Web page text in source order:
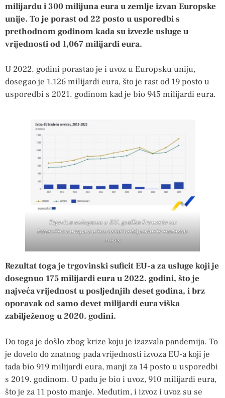
milijardu i 300 milijuna eura u zemlje izvan Europske
unije. To je porast od 22 posto u usporedbi s
prethodnom godinom kada su izvezle usluge u
vrijednosti od 1,067 milijardi eura.
U 2022. godini porastao je i uvoz u Europsku uniju,
dosegao je 1,126 milijardi eura, što je rast od 19 posto u
usporedbi s 2021. godinom kad je bio 945 milijardi eura.
Trgovina uslugama u EU, grafika Preuzeto sa:
https://ec.europa.eu/eurostat/web/products-eurostat-
news
Rezultat toga je trgovinski suficit EU-a za usluge koji je
dosegnuo 175 milijardi eura u 2022. godini, što je
najveća vrijednost u posljednjih deset godina, i brz
oporavak od samo devet milijardi eura viška
zabilježenog u 2020. godini.
Do toga je došlo zbog krize koju je izazvala pandemija. To
je dovelo do znatnog pada vrijednosti izvoza EU-a koji je
tada bio 919 milijardi eura, manji za 14 posto u usporedbi
s 2019. godinom. U padu je bio i uvoz, 910 milijardi eura,
što je za 11 posto manje. Međutim, i izvoz i uvoz su se